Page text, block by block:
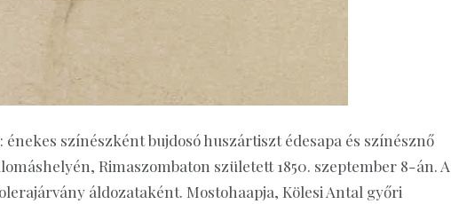
színészként bujdosó huszártiszt édesapa és színésznő
Rimaszombaton született 1850. szeptember 8-án.
áldozataként. Mostohaapja, Kölesi Antal győri